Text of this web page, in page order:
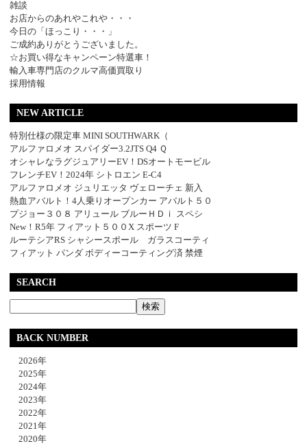
雑談
お店からのあれやこれや・・・
今日の「ほっこり・・・」
ご成約ありがとうございました。
☆お買い得なキャンペーン特選車！
輸入車専門店のクルマ高価買取り
採用情報
NEW ARTICLE
特別仕様の限定車 MINI SOUTHWARK（
アルファロメオ スパイダー3.2JTS Q4 Ｑ
オシャレなラグジュアリーEV！DSオートモービル
フレンチEV！2024年 シトロエン E-C4
アルファロメオ ジュリエッタ ヴェローチェ 新入
熱血アバルト！4人乗りオープンカー アバルト５０
プジョー３０８ アリュール ブルーＨＤｉ スペシ
New！R5年 フィアット５００X スポーツ F
ルーテシアRS シャシースポール ガラスコーティ
フィアット パンダ ボディーコーティング済 禁煙
SEARCH
BACK NUMBER
2026年
2025年
2024年
2023年
2022年
2021年
2020年